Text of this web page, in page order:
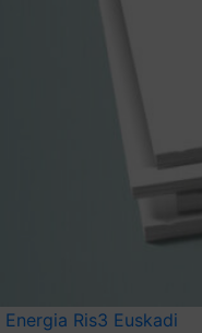
Energia Ris3 Euskadi